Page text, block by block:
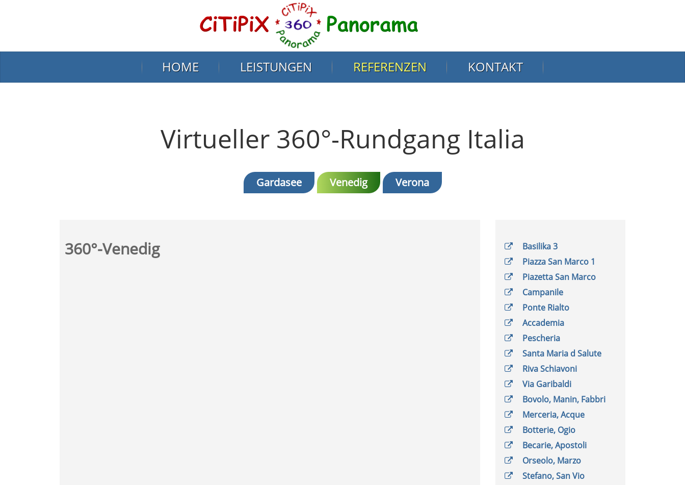
HOME LEISTUNGEN REFERENZEN KONTAKT
Virtueller 360°-Rundgang Italia
Gardasee Venedig Verona
360°-Venedig
Basilika 3
Piazza San Marco 1
Piazetta San Marco
Campanile
Ponte Rialto
Accademia
Pescheria
Santa Maria d Salute
Riva Schiavoni
Via Garibaldi
Bovolo, Manin, Fabbri
Merceria, Acque
Botterie, Ogio
Becarie, Apostoli
Orseolo, Marzo
Stefano, San Vio